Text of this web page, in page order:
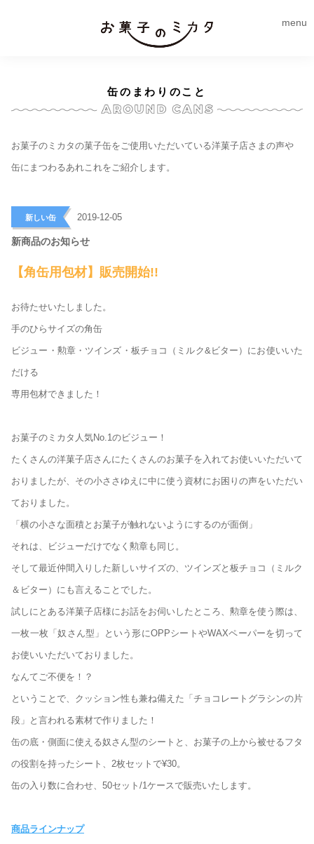
menu
缶のまわりのこと
お菓子のミカタの菓子缶をご使用いただいている洋菓子店さまの声や
缶にまつわるあれこれをご紹介します。
新しい缶 2019-12-05
新商品のお知らせ
【角缶用包材】販売開始!!
お待たせいたしました。
手のひらサイズの角缶
ビジュー・勲章・ツインズ・板チョコ（ミルク&ビター）にお使いいた
だける
専用包材できました！
お菓子のミカタ人気No.1のビジュー！
たくさんの洋菓子店さんにたくさんのお菓子を入れてお使いいただいて
おりましたが、その小ささゆえに中に使う資材にお困りの声をいただい
ておりました。
「横の小さな面積とお菓子が触れないようにするのが面倒」
それは、ビジューだけでなく勲章も同じ。
そして最近仲間入りした新しいサイズの、ツインズと板チョコ（ミルク
＆ビター）にも言えることでした。
試しにとある洋菓子店様にお話をお伺いしたところ、勲章を使う際は、
一枚一枚「奴さん型」という形にOPPシートやWAXペーパーを切って
お使いいただいておりました。
なんてご不便を！？
ということで、クッション性も兼ね備えた「チョコレートグラシンの片
段」と言われる素材で作りました！
缶の底・側面に使える奴さん型のシートと、お菓子の上から被せるフタ
の役割を持ったシート、2枚セットで¥30。
缶の入り数に合わせ、50セット/1ケースで販売いたします。
商品ラインナップ